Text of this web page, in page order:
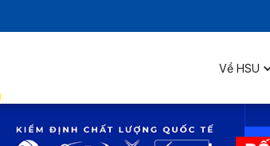
Về HSU